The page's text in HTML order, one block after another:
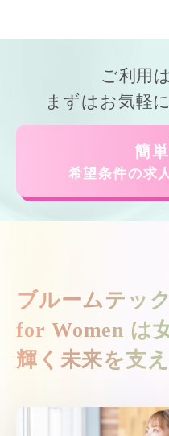
ご利用は
まずはお気軽
簡単
希望条件の求
ブルームテッ
for Women は
輝く未来を支